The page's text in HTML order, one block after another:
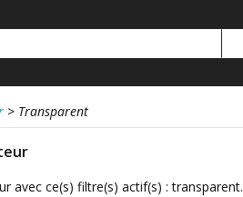
> Transparent
avec ce(s) filtre(s) actif(s) : transparent.